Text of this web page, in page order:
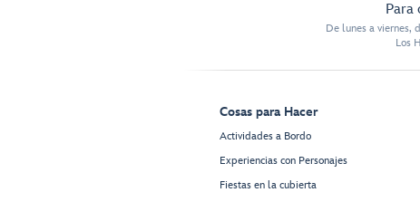
Para
De lunes a viernes,
Los
Cosas para Hacer
Actividades a Bordo
Experiencias con Personajes
Fiestas en la cubierta